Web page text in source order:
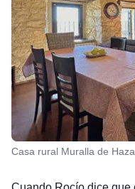
Casa rural Muralla de Haza.